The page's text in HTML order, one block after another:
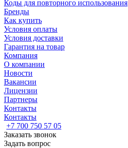
Коды для повторного использования
Бренды
Как купить
Условия оплаты
Условия доставки
Гарантия на товар
Компания
О компании
Новости
Вакансии
Лицензии
Партнеры
Контакты
Контакты
+7 700 750 57 05
Заказать звонок
Задать вопрос